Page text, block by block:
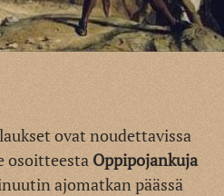
ovat noudettavissa
osoitteesta Oppipojankuja
ajomatkan päässä